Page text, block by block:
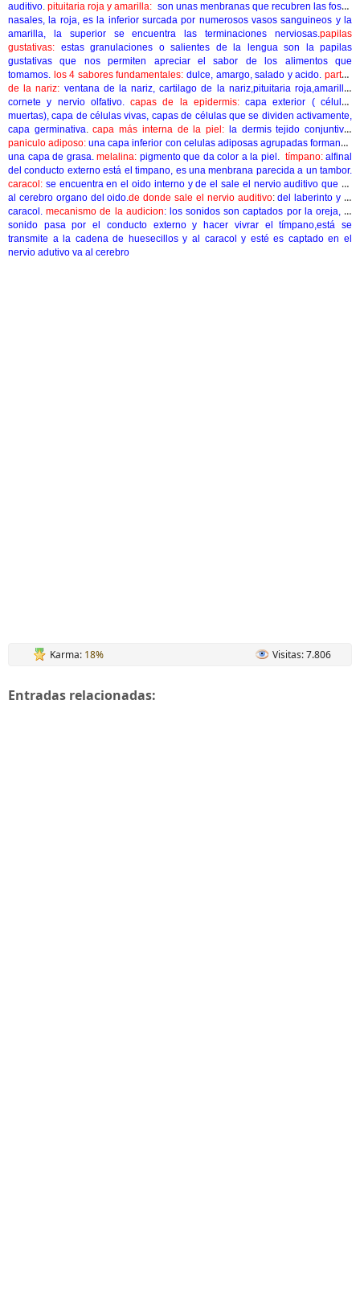
auditivo.pituitaria roja y amarilla: son unas menbranas que recubren las fosas
nasales, la roja, es la inferior surcada por numerosos vasos sanguineos y la
amarilla, la superior se encuentra las terminaciones nerviosas.papilas
gustativas: estas granulaciones o salientes de la lengua son la papilas
gustativas que nos permiten apreciar el sabor de los alimentos que
tomamos. los 4 sabores fundamentales: dulce, amargo, salado y acido. partes
de la nariz: ventana de la nariz, cartilago de la nariz,pituitaria roja,amarilla,
cornete y nervio olfativo.capas de la epidermis:capa exterior ( células
muertas), capa de células vivas, capas de células que se dividen activamente,
capa germinativa.capa más interna de la piel: la dermis tejido conjuntivo .
paniculo adiposo: una capa inferior con celulas adiposas agrupadas formando
una capa de grasa.melalina: pigmento que da color a la piel. tímpano: alfinal
del conducto externo está el timpano, es una menbrana parecida a un tambor.
caracol: se encuentra en el oido interno y de el sale el nervio auditivo que va
al cerebro organo del oido.de donde sale el nervio auditivo:del laberinto y el
caracol. mecanismo de la audicion: los sonidos son captados por la oreja, el
sonido pasa por el conducto externo y hacer vivrar el tímpano,está se
transmite a la cadena de huesecillos y al caracol y esté es captado en el
nervio adutivo va al cerebro
Karma: 18% Visitas: 7.806
Entradas relacionadas: